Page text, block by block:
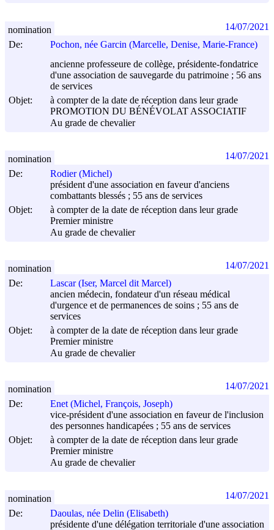
De:
Pochon, née Garcin (Marcelle, Denise, Marie-France)
ancienne professeure de collège, présidente-fondatrice
d'une association de sauvegarde du patrimoine ; 56 ans
de services
Objet:
à compter de la date de réception dans leur grade
PROMOTION DU BÉNÉVOLAT ASSOCIATIF
Au grade de chevalier
nomination 14/07/2021
De:
Rodier (Michel)
président d'une association en faveur d'anciens
combattants blessés ; 55 ans de services
Objet:
à compter de la date de réception dans leur grade
Premier ministre
Au grade de chevalier
nomination 14/07/2021
De:
Lascar (Iser, Marcel dit Marcel)
ancien médecin, fondateur d'un réseau médical
d'urgence et de permanences de soins ; 55 ans de
services
Objet:
à compter de la date de réception dans leur grade
Premier ministre
Au grade de chevalier
nomination 14/07/2021
De:
Enet (Michel, François, Joseph)
vice-président d'une association en faveur de l'inclusion
des personnes handicapées ; 55 ans de services
Objet:
à compter de la date de réception dans leur grade
Premier ministre
Au grade de chevalier
nomination 14/07/2021
De:
Daoulas, née Delin (Elisabeth)
présidente d'une délégation territoriale d'une association
nomination 14/07/2021